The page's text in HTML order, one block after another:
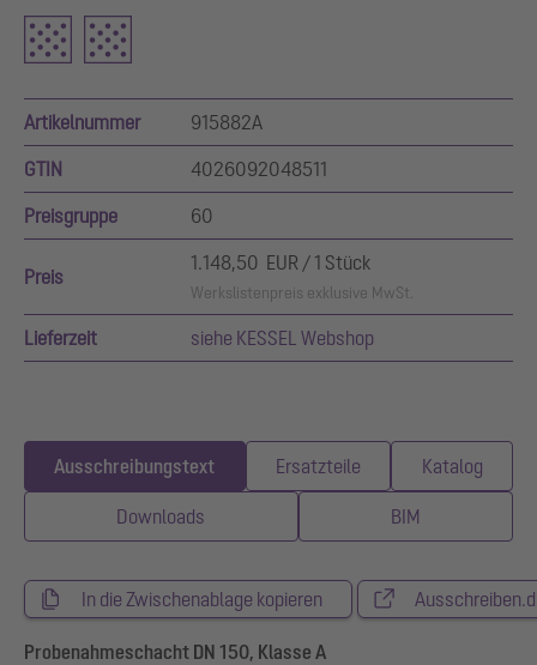
Artikelnummer 915882A
GTIN 4026092048511
Preisgruppe 60
Preis
1.148,50 EUR / 1 Stück
Werkslistenpreis exklusive MwSt.
Lieferzeit siehe KESSEL Webshop
Ausschreibungstext Ersatzteile Katalog
Downloads BIM
In die Zwischenablage kopieren
Probenahmeschacht DN 150, Klasse A